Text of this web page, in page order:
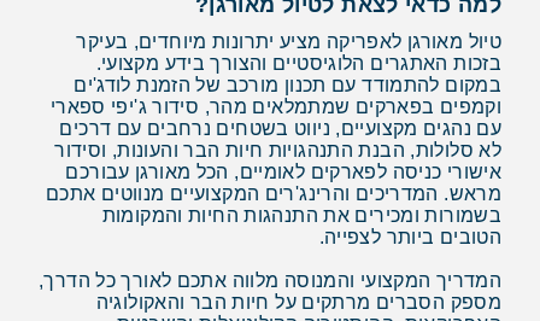
למה כדאי לצאת לטיול מאורגן?
טיול מאורגן לאפריקה מציע יתרונות מיוחדים, בעיקר
בזכות האתגרים הלוגיסטיים והצורך בידע מקצועי.
במקום להתמודד עם תכנון מורכב של הזמנת לודג'ים
וקמפים בפארקים שמתמלאים מהר, סידור ג'יפי ספארי
עם נהגים מקצועיים, ניווט בשטחים נרחבים עם דרכים
לא סלולות, הבנת התנהגויות חיות הבר והעונות, וסידור
אישורי כניסה לפארקים לאומיים, הכל מאורגן עבורכם
מראש. המדריכים והרינג'רים המקצועיים מנווטים אתכם
בשמורות ומכירים את התנהגות החיות והמקומות
הטובים ביותר לצפייה.
המדריך המקצועי והמנוסה מלווה אתכם לאורך כל הדרך,
מספק הסברים מרתקים על חיות הבר והאקולוגיה